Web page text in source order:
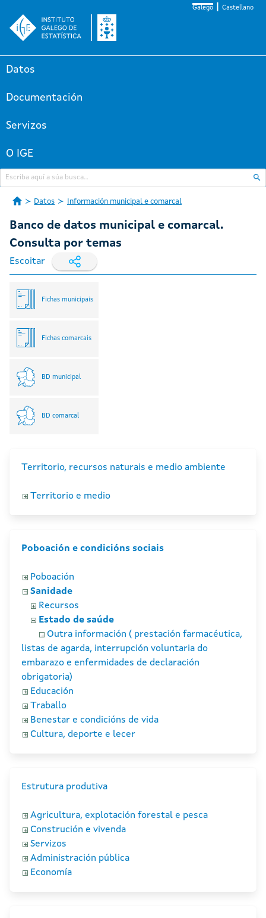
Galego Castellano
Datos
Documentación
Servizos
O IGE
Datos Información municipal e comarcal
Banco de datos municipal e comarcal.
Consulta por temas
Escoitar
Fichas municipais
Fichas comarcais
BD municipal
BD comarcal
Territorio, recursos naturais e medio ambiente
Territorio e medio
Poboación e condicións sociais
Poboación
Sanidade
Recursos
Estado de saúde
Outra información ( prestación farmacéutica,
listas de agarda, interrupción voluntaria do
embarazo e enfermidades de declaración
obrigatoria)
Educación
Traballo
Benestar e condicións de vida
Cultura, deporte e lecer
Estrutura produtiva
Agricultura, explotación forestal e pesca
Construción e vivenda
Servizos
Administración pública
Economía